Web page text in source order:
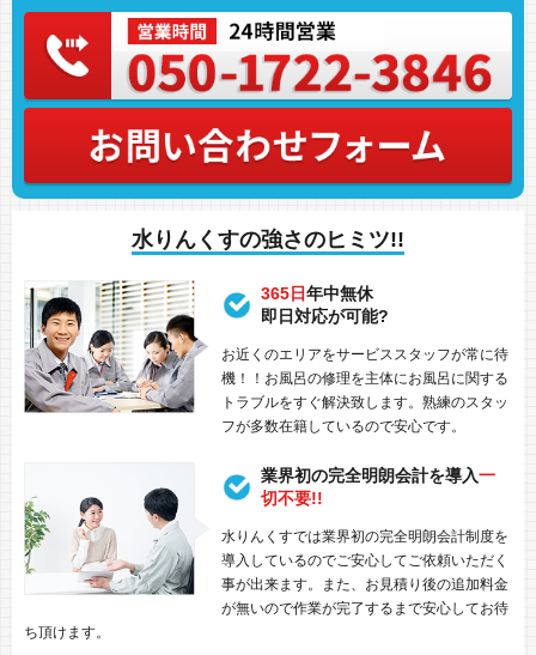
水りんくすの強さのヒミツ!!
365日年中無休
即日対応が可能?
お近くのエリアをサービススタッフが常に待
機！！お風呂の修理を主体にお風呂に関する
トラブルをすぐ解決致します。熟練のスタッ
フが多数在籍しているので安心です。
業界初の完全明朗会計を導入一
切不要!!
水りんくすでは業界初の完全明朗会計制度を
導入しているのでご安心してご依頼いただく
事が出来ます。また、お見積り後の追加料金
が無いので作業が完了するまで安心してお待
ち頂けます。